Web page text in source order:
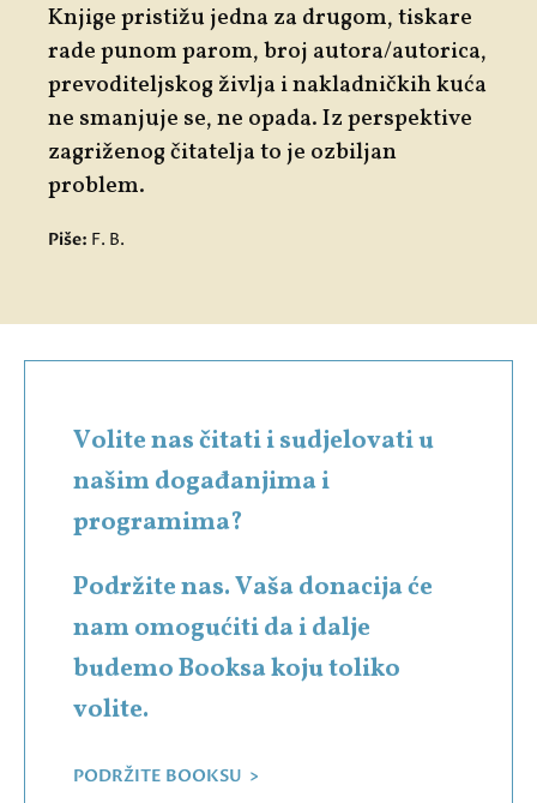
Knjige pristižu jedna za drugom, tiskare
rade punom parom, broj autora/autorica,
prevoditeljskog življa i nakladničkih kuća
ne smanjuje se, ne opada. Iz perspektive
zagriženog čitatelja to je ozbiljan
problem.
Piše: F. B.
Volite nas čitati i sudjelovati u
našim događanjima i
programima?
Podržite nas. Vaša donacija će
nam omogućiti da i dalje
budemo Booksa koju toliko
volite.
PODRŽITE BOOKSU >